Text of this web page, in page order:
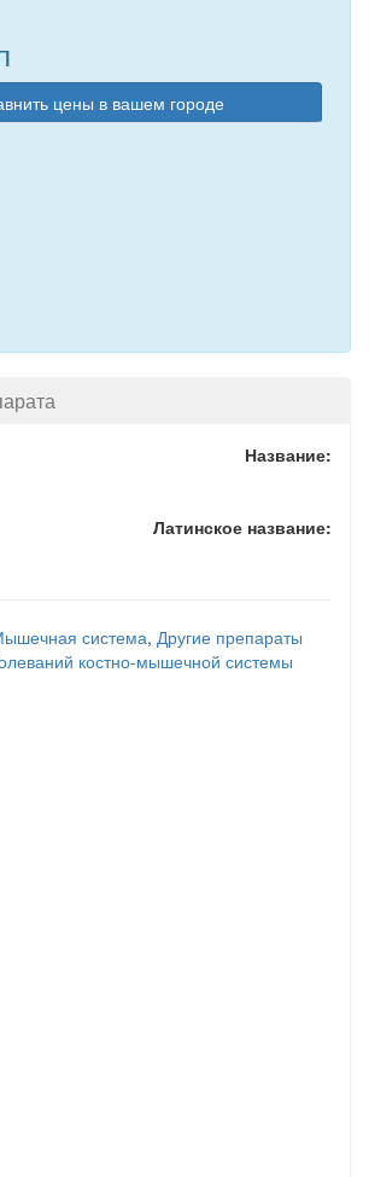
цены в вашем городе
Название:
Латинское название:
система, Другие препараты
костно-мышечной системы